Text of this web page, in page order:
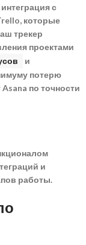
с
которые
трекер
проектами
и
потерю
по точности
и
работы.